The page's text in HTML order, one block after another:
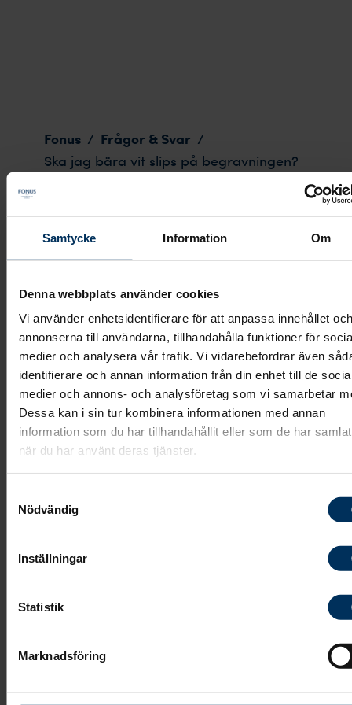
Samtycke Information Om
Denna webbplats använder cookies
Vi använder enhetsidentifierare för att anpassa innehållet och
annonserna till användarna, tillhandahålla funktioner för
medier och analysera vår trafik. Vi vidarebefordrar även
identifierare och annan information från din enhet till de
medier och annons- och analysföretag som vi samarbetar
Dessa kan i sin tur kombinera informationen med annan
information som du har tillhandahållit eller som de har
när du har använt deras tjänster.
Nödvändig
Inställningar
Statistik
Marknadsföring
Fonus / Frågor & Svar /
Ska jag bära vit slips på begravningen?
Ska jag bära vit slips på
begravningen?
De som är närmast anhöriga har vit slips, de
andra har svart. Närmast anhörig är man om
man känner sig som det, men vanligtvis
du inte har någon vit slips går det precis lika
bra med en svart. Regeln finns bara för att de
tillhör den närmaste familjen.